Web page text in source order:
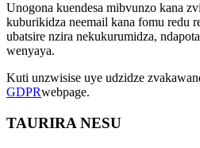
Unogona kuendesa mibvunzo kana
kuburikidza neemail kana fomu redu
ubatsire nzira nekukurumidza,
wenyaya.
Kuti unzwisise uye udzidze
GDPRwebpage.
TAURIRA NESU